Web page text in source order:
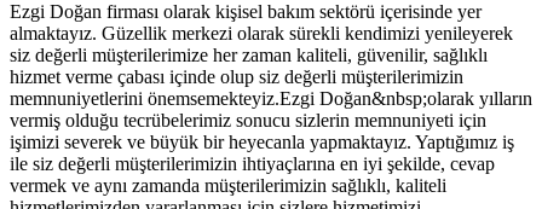
Ezgi Doğan firması olarak kişisel bakım sektörü içerisinde yer
almaktayız. Güzellik merkezi olarak sürekli kendimizi yenileyerek
siz değerli müşterilerimize her zaman kaliteli, güvenilir, sağlıklı
hizmet verme çabası içinde olup siz değerli müşterilerimizin
memnuniyetlerini önemsemekteyiz.Ezgi Doğan&nbsp;olarak yılların
vermiş olduğu tecrübelerimiz sonucu sizlerin memnuniyeti için
işimizi severek ve büyük bir heyecanla yapmaktayız. Yaptığımız iş
ile siz değerli müşterilerimizin ihtiyaçlarına en iyi şekilde, cevap
vermek ve aynı zamanda müşterilerimizin sağlıklı, kaliteli